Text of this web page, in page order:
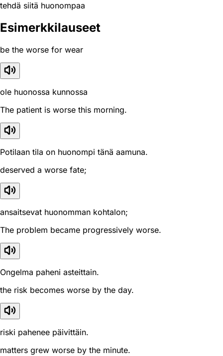
tehdä siitä huonompaa
Esimerkkilauseet
be the worse for wear
ole huonossa kunnossa
The patient is worse this morning.
Potilaan tila on huonompi tänä aamuna.
deserved a worse fate;
ansaitsevat huonomman kohtalon;
The problem became progressively worse.
Ongelma paheni asteittain.
the risk becomes worse by the day.
riski pahenee päivittäin.
matters grew worse by the minute.